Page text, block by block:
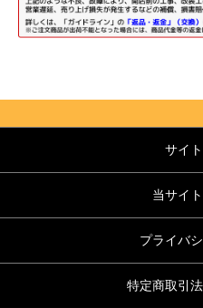
サイ
当サイ
プライバ
特定商取引